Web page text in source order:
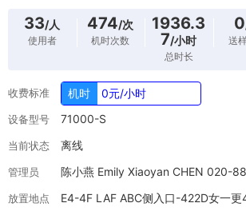
33/人
使用者
474/次
机时次数
1936.3
7/小时
总时长
0
送
收费标准 机时 0元/小时
设备型号 71000-S
当前状态 离线
管理员 陈小燕 Emily Xiaoyan CHEN 020-
放置地点
E4-4F LAF ABC侧入口-422D女一更